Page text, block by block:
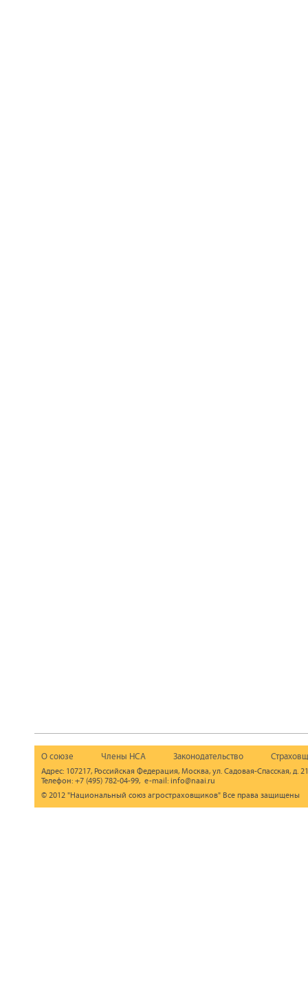
О союзе Члены НСА Законодательство
Адрес: 107217, Российская Федерация, Москва, ул. Садовая-Спасская, д.
Телефон: +7 (495) 782-04-99, e-mail: info@naai.ru
© 2012 "Национальный союз агростраховщиков" Все права защищены